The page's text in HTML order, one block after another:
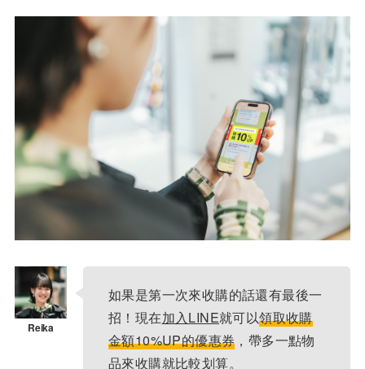
如果是第一次來收購的話還有最後一
招！現在加入LINE就可以領取收購
金額10%UP的優惠券 ，帶多一點物
品來收購就比較划算。